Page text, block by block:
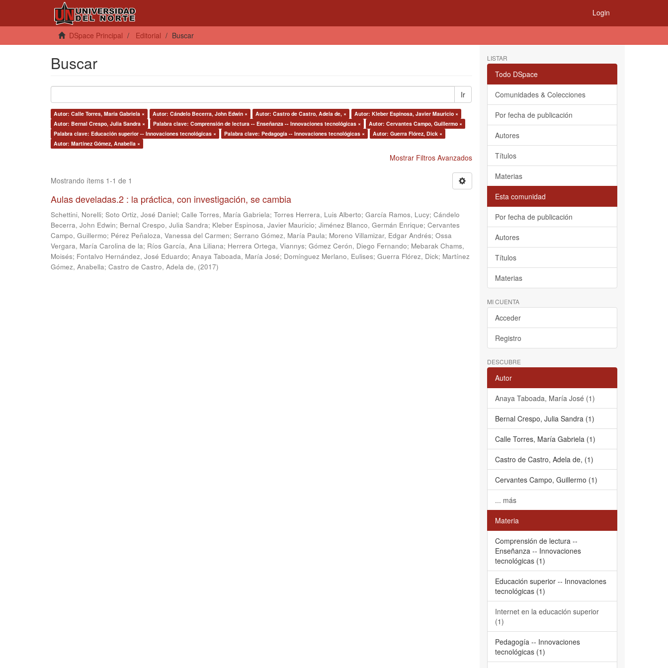
Login
DSpace Principal Editorial Buscar
Buscar
Ir
Autor: Calle Torres, María Gabriela × Autor: Cándelo Becerra, John Edwin × Autor: Castro de Castro, Adela de, ×
Autor: Kleber Espinosa, Javier Mauricio ×
Autor: Bernal Crespo, Julia Sandra ×
Palabra clave: Comprensión de lectura -- Enseñanza -- Innovaciones tecnológicas ×
Autor: Cervantes Campo, Guillermo ×
Palabra clave: Educación superior -- Innovaciones tecnológicas ×
Palabra clave: Pedagogía -- Innovaciones tecnológicas ×
Autor: Guerra Flórez, Dick ×
Autor: Martínez Gómez, Anabella ×
Mostrar Filtros Avanzados
Mostrando ítems 1-1 de 1
Aulas develadas.2 : la práctica, con investigación, se cambia
Schettini, Norelli; Soto Ortiz, José Daniel; Calle Torres, María Gabriela; Torres Herrera, Luis Alberto; García Ramos, Lucy; Cándelo
Becerra, John Edwin; Bernal Crespo, Julia Sandra; Kleber Espinosa, Javier Mauricio; Jiménez Blanco, Germán Enrique; Cervantes
Campo, Guillermo; Pérez Peñaloza, Vanessa del Carmen; Serrano Gómez, María Paula; Moreno Villamizar, Edgar Andrés; Ossa
Vergara, María Carolina de la; Ríos García, Ana Liliana; Herrera Ortega, Viannys; Gómez Cerón, Diego Fernando; Mebarak Chams,
Moisés; Fontalvo Hernández, José Eduardo; Anaya Taboada, María José; Domínguez Merlano, Eulises; Guerra Flórez, Dick; Martínez
Gómez, Anabella; Castro de Castro, Adela de, (2017)
LISTAR
Todo DSpace
Comunidades & Colecciones
Por fecha de publicación
Autores
Títulos
Materias
Esta comunidad
Por fecha de publicación
Autores
Títulos
Materias
MI CUENTA
Acceder
Registro
DESCUBRE
Autor
Anaya Taboada, María José (1)
Bernal Crespo, Julia Sandra (1)
Calle Torres, María Gabriela (1)
Castro de Castro, Adela de, (1)
Cervantes Campo, Guillermo (1)
... más
Materia
Comprensión de lectura --
Enseñanza -- Innovaciones
tecnológicas (1)
Educación superior -- Innovaciones
tecnológicas (1)
Internet en la educación superior
(1)
Pedagogía -- Innovaciones
tecnológicas (1)